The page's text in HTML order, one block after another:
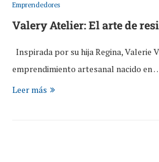
Emprendedores
Valery Atelier: El arte de
Inspirada por su hija Regina, Valerie
emprendimiento artesanal nacido en
Leer más